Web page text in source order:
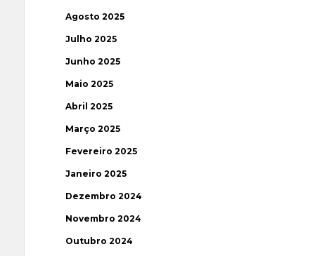
Agosto 2025
Julho 2025
Junho 2025
Maio 2025
Abril 2025
Março 2025
Fevereiro 2025
Janeiro 2025
Dezembro 2024
Novembro 2024
Outubro 2024